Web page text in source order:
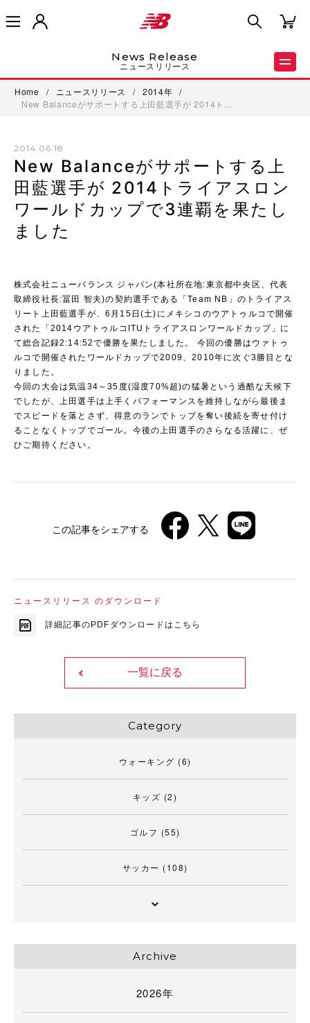
News Release
ニュースリリース
Home / ニュースリリース / 2014年
/
New Balanceがサポートする上田藍選手が 2014ト…
2014.06.18
New Balanceがサポートする上
田藍選手が 2014トライアスロン
ワールドカップで3連覇を果たし
ました
株式会社ニューバランス ジャパン(本社所在地:東京都中央区、代表
取締役社長:冨田 智夫)の契約選手である「Team NB」のトライアス
リート上田藍選手が、6月15日(土)にメキシコのウアトゥルコで開催
された「2014ウアトゥルコITUトライアスロンワールドカップ」に
て総合記録2:14:52で優勝を果たしました。 今回の優勝はウァトゥ
ルコで開催されたワールドカップで2009、2010年に次ぐ3勝目とな
りました。
今回の大会は気温34～35度(湿度70%超)の猛暑という過酷な天候下
でしたが、上田選手は上手くパフォーマンスを維持しながら最後ま
でスピードを落とさず、得意のランでトップを奪い後続を寄せ付け
ることなくトップでゴール。今後の上田選手のさらなる活躍に、ぜ
ひご期待ください。
この記事をシェアする
ニュースリリース のダウンロード
詳細記事のPDFダウンロードはこちら
一覧に戻る
Category
ウォーキング (6)
キッズ (2)
ゴルフ (55)
サッカー (108)
Archive
2026年